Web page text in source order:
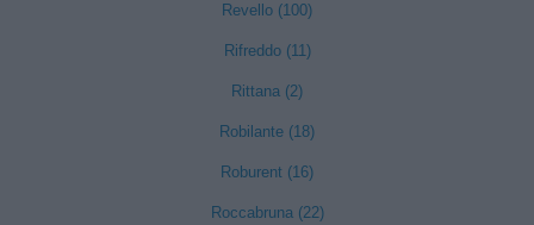
Revello (100)
Rifreddo (11)
Rittana (2)
Robilante (18)
Roburent (16)
Roccabruna (22)